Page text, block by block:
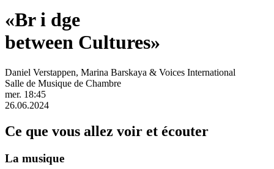
«Bri dge
between Cultures»
Daniel Verstappen, Marina Barskaya & Voices International
Salle de Musique de Chambre
mer. 18:45
26.06.2024
Ce que vous allez voir et écouter
La musique